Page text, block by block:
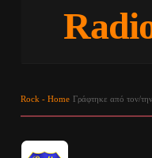
Rock - Home Γράφτηκε από τον/